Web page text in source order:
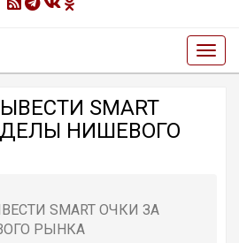
SMART
НИШЕВОГО
SMART ОЧКИ ЗА
РЫНКА